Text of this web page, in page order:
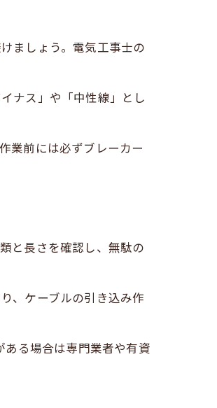
ましょう。電気工事士の
ナス」や「中性線」とし
業前には必ずブレーカー
と長さを確認し、無駄の
、ケーブルの引き込み作
る場合は専門業者や有資